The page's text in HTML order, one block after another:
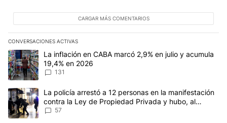
CARGAR MÁS COMENTARIOS
CONVERSACIONES ACTIVAS
Este listado muestra los artículos con más comentarios en los
Un artículo de tendencia con el título "La inflación en CABA
La inflación en CABA marcó 2,9% en julio y acumula
19,4% en 2026
131
Un artículo de tendencia con el título "La policía arrestó a 12
La policía arrestó a 12 personas en la manifestación
contra la Ley de Propiedad Privada y hubo, al
menos, 3 agentes heridos
57